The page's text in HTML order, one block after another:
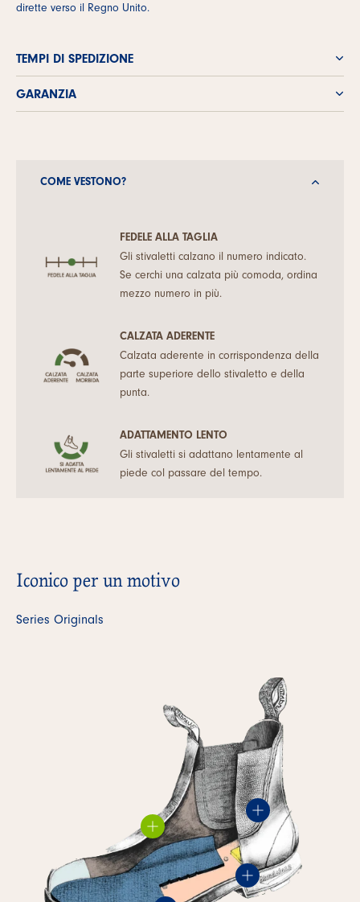
dirette verso il Regno Unito.
TEMPI DI SPEDIZIONE
GARANZIA
COME VESTONO?
FEDELE ALLA TAGLIA
Gli stivaletti calzano il numero indicato.
Se cerchi una calzata più comoda, ordina
mezzo numero in più.
CALZATA ADERENTE
Calzata aderente in corrispondenza della
parte superiore dello stivaletto e della
punta.
ADATTAMENTO LENTO
Gli stivaletti si adattano lentamente al
piede col passare del tempo.
Iconico per un motivo
Series Originals